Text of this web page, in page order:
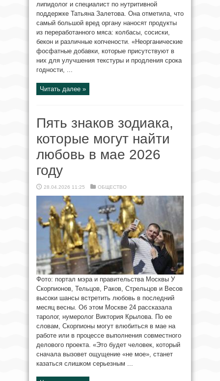
липидолог и специалист по нутритивной
поддержке Татьяна Залетова. Она отметила, что
самый большой вред органу наносят продукты
из переработанного мяса: колбасы, сосиски,
бекон и различные копчености. «Неорганические
фосфатные добавки, которые присутствуют в
них для улучшения текстуры и продления срока
годности, ...
Читать далее »
Пять знаков зодиака,
которые могут найти
любовь в мае 2026
году
28.04.2026 11:25 ОБЩЕСТВО
Фото: портал мэра и правительства Москвы У
Скорпионов, Тельцов, Раков, Стрельцов и Весов
высоки шансы встретить любовь в последний
месяц весны. Об этом Москве 24 рассказала
таролог, нумеролог Виктория Крылова. По ее
словам, Скорпионы могут влюбиться в мае на
работе или в процессе выполнения совместного
делового проекта. «Это будет человек, который
сначала вызовет ощущение «не мое», станет
казаться слишком серьезным ...